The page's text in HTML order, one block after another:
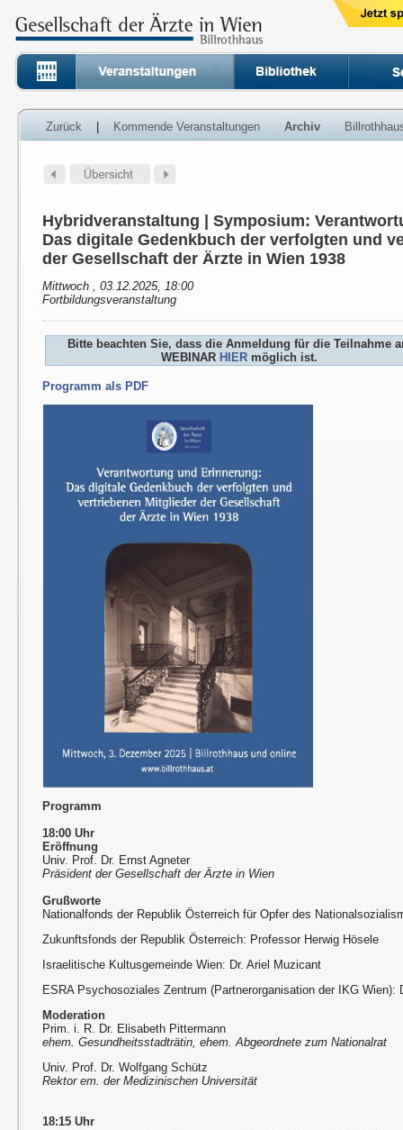
Zurück Kommende Veranstaltungen Archiv
Hybridveranstaltung | Symposium:
Das digitale Gedenkbuch der verfolgten und
der Gesellschaft der Ärzte in Wien 1938
Mittwoch , 03.12.2025, 18:00
Fortbildungsveranstaltung
Bitte beachten Sie, dass die Anmeldung für die Teilnahme
WEBINAR HIER möglich ist.
Programm als PDF
Programm
18:00 Uhr
Eröffnung
Univ. Prof. Dr. Ernst Agneter
Präsident der Gesellschaft der Ärzte in Wien
Grußworte
Nationalfonds der Republik Österreich für Opfer des
Zukunftsfonds der Republik Österreich: Professor Herwig Hösele
Israelitische Kultusgemeinde Wien: Dr. Ariel Muzicant
ESRA Psychosoziales Zentrum (Partnerorganisation der IKG Wien):
Moderation
Prim. i. R. Dr. Elisabeth Pittermann
ehem. Gesundheitsstadträtin, ehem. Abgeordnete zum Nationalrat
Univ. Prof. Dr. Wolfgang Schütz
Rektor em. der Medizinischen Universität
18:15 Uhr